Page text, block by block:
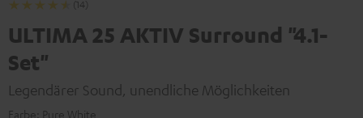
(14)
ULTIMA 25 AKTIV Surround "4.1-
Set"
Legendärer Sound, unendliche Möglichkeiten
Farbe: Pure White